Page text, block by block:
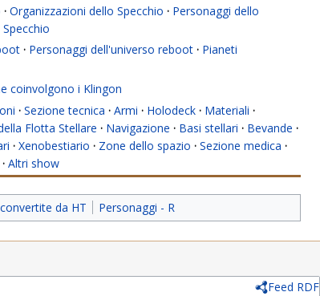
· Organizzazioni dello Specchio · Personaggi dello
· Personaggi dell'universo reboot · Pianeti
coinvolgono i Klingon
· Sezione tecnica · Armi · Holodeck · Materiali ·
Flotta Stellare · Navigazione · Basi stellari · Bevande ·
· Xenobestiario · Zone dello spazio · Sezione medica ·
· Altri show
da HT Personaggi - R
Feed RDF